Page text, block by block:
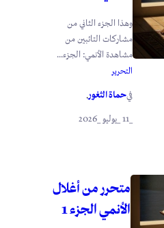
وهذا الجزء الثاني من
مشاركات التائبين من
مشاهدة الأنمي: الجزء...
التحرير
فيحماة الثغور.
_11 _يوليو _2026
متحرر من أغلال
الأنمي الجزء 1